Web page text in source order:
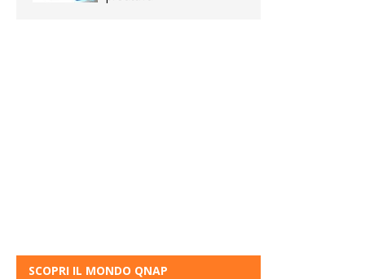
SCOPRI IL MONDO QNAP